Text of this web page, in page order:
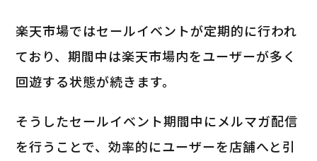
楽天市場ではセールイベントが定期的に行われ
ており、期間中は楽天市場内をユーザーが多く
回遊する状態が続きます。
そうしたセールイベント期間中にメルマガ配信
を行うことで、効率的にユーザーを店舗へと引